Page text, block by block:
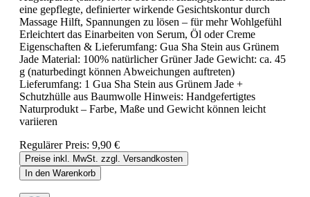
eine gepflegte, definierter wirkende Gesichtskontur durch
Massage Hilft, Spannungen zu lösen – für mehr Wohlgefühl
Erleichtert das Einarbeiten von Serum, Öl oder Creme
Eigenschaften & Lieferumfang: Gua Sha Stein aus Grünem
Jade Material: 100% natürlicher Grüner Jade Gewicht: ca. 45
g (naturbedingt können Abweichungen auftreten)
Lieferumfang: 1 Gua Sha Stein aus Grünem Jade +
Schutzhülle aus Baumwolle Hinweis: Handgefertigtes
Naturprodukt – Farbe, Maße und Gewicht können leicht
variieren
Regulärer Preis: 9,90 €
Preise inkl. MwSt. zzgl. Versandkosten
In den Warenkorb